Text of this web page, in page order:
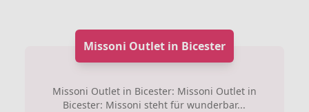
Missoni Outlet in Bicester
Missoni Outlet in Bicester: Missoni Outlet in
Bicester: Missoni steht für wunderbar...